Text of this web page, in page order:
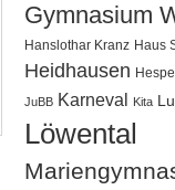
Gymnasium
Hanslothar Kranz Haus
Heidhausen
JuBB Karneval Kita
Löwental